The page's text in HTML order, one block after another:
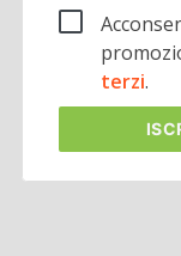
terzi.